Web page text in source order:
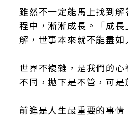
雖然不一定能馬上找到
程中，漸漸成長。「成
解，世事本來就不能盡
世界不複雜，是我們的
不同，拋下是不管，可
前進是人生最重要的事